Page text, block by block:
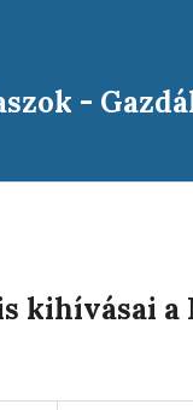
-
kihívásai a